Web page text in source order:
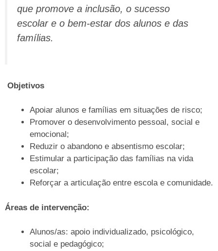
que promove a inclusão, o sucesso
escolar e o bem-estar dos alunos e das
famílias.
Objetivos
Apoiar alunos e famílias em situações de risco;
Promover o desenvolvimento pessoal, social e
emocional;
Reduzir o abandono e absentismo escolar;
Estimular a participação das famílias na vida
escolar;
Reforçar a articulação entre escola e comunidade.
Áreas de intervenção:
Alunos/as: apoio individualizado, psicológico,
social e pedagógico;